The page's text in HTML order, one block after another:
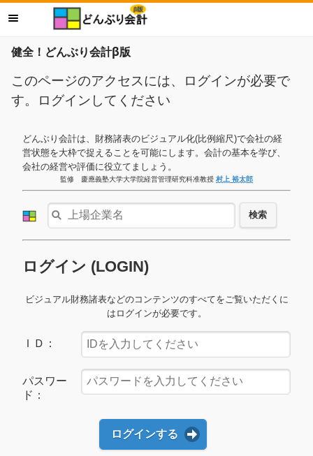
健全！どんぶり会計β版
このページのアクセスには、ログインが必要で
す。ログインしてください
どんぶり会計は、財務諸表のビジュアル化(比例縮尺)で会社の経
営状態を大枠で捉えることを可能にします。会計の基本を学び、
会社の経営や評価に役立てましょう。
監修 慶應義塾大学大学院経営管理研究科准教授 村上 裕太郎
検索
ログイン (LOGIN)
ビジュアル財務諸表などのコンテンツのすべてをご覧いただくに
はログインが必要です。
ＩＤ：
パスワー
ド：
ログインする